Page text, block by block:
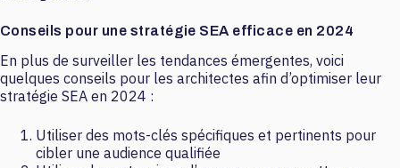
Conseils pour une stratégie SEA efficace en 2024
En plus de surveiller les tendances émergentes, voici
quelques conseils pour les architectes afin d’optimiser leur
stratégie SEA en 2024 :
Utiliser des mots-clés spécifiques et pertinents pour
cibler une audience qualifiée